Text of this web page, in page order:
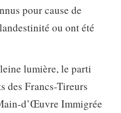
pour cause de
ou ont été
lumière, le parti
des Francs-Tireurs
d’Œuvre Immigrée